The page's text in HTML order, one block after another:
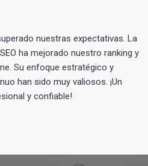
nuestras expectativas. La
ha mejorado nuestro ranking y
Su enfoque estratégico y
han sido muy valiosos. ¡Un
y confiable!